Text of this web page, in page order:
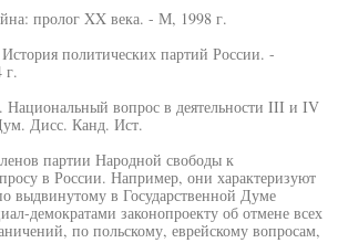
пролог XX века. - М, 1998 г.
политических партий России. -
г.
вопрос в деятельности III и IV
Дисс. Канд. Ист.
партии Народной свободы к
в России. Например, они характеризуют
выдвинутому в Государственной Думе
демократами законопроекту об отмене всех
по польскому, еврейскому вопросам,